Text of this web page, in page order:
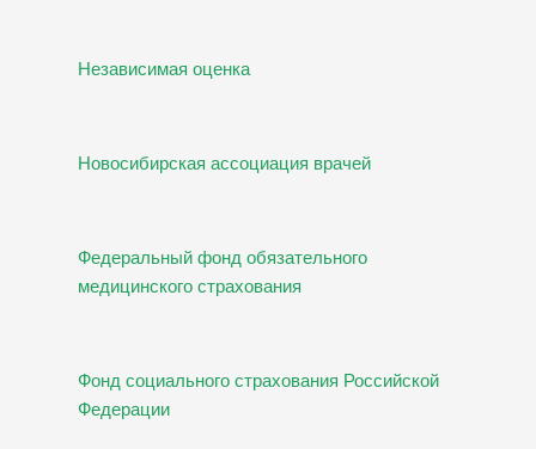
Независимая оценка
Новосибирская ассоциация врачей
Федеральный фонд обязательного
медицинского страхования
Фонд социального страхования Российской
Федерации